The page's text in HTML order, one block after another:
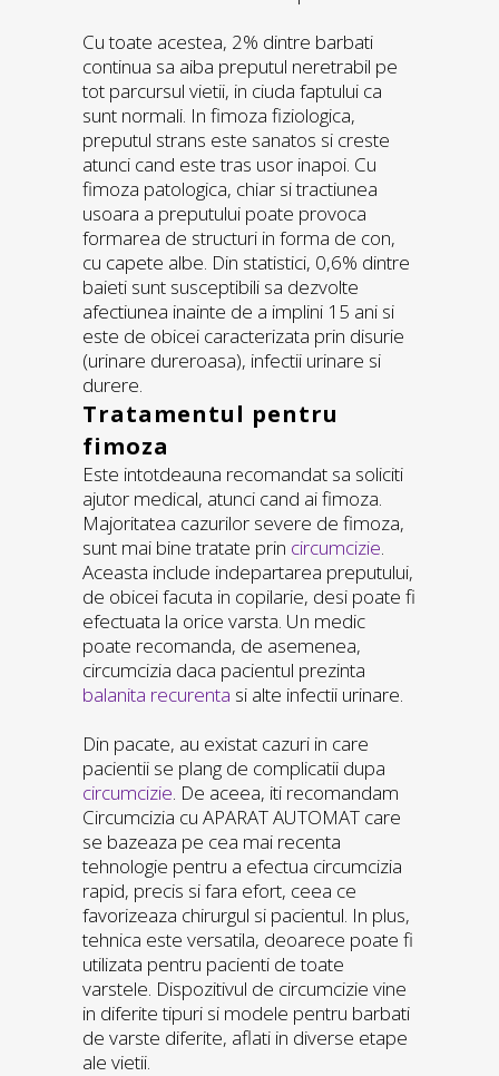
Cu toate acestea, 2% dintre barbati
continua sa aiba preputul neretrabil pe
tot parcursul vietii, in ciuda faptului ca
sunt normali. In fimoza fiziologica,
preputul strans este sanatos si creste
atunci cand este tras usor inapoi. Cu
fimoza patologica, chiar si tractiunea
usoara a preputului poate provoca
formarea de structuri in forma de con,
cu capete albe. Din statistici, 0,6% dintre
baieti sunt susceptibili sa dezvolte
afectiunea inainte de a implini 15 ani si
este de obicei caracterizata prin disurie
(urinare dureroasa), infectii urinare si
durere.
Tratamentul pentru
fimoza
Este intotdeauna recomandat sa soliciti
ajutor medical, atunci cand ai fimoza.
Majoritatea cazurilor severe de fimoza,
sunt mai bine tratate prin circumcizie.
Aceasta include indepartarea preputului,
de obicei facuta in copilarie, desi poate fi
efectuata la orice varsta. Un medic
poate recomanda, de asemenea,
circumcizia daca pacientul prezinta
balanita recurenta si alte infectii urinare.
Din pacate, au existat cazuri in care
pacientii se plang de complicatii dupa
circumcizie. De aceea, iti recomandam
Circumcizia cu APARAT AUTOMAT care
se bazeaza pe cea mai recenta
tehnologie pentru a efectua circumcizia
rapid, precis si fara efort, ceea ce
favorizeaza chirurgul si pacientul. In plus,
tehnica este versatila, deoarece poate fi
utilizata pentru pacienti de toate
varstele. Dispozitivul de circumcizie vine
in diferite tipuri si modele pentru barbati
de varste diferite, aflati in diverse etape
ale vietii.